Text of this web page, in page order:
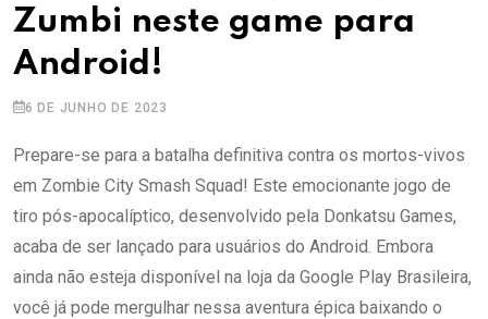
Zumbi neste game para
Android!
6 DE JUNHO DE 2023
Prepare-se para a batalha definitiva contra os mortos-vivos
em Zombie City Smash Squad! Este emocionante jogo de
tiro pós-apocalíptico, desenvolvido pela Donkatsu Games,
acaba de ser lançado para usuários do Android. Embora
ainda não esteja disponível na loja da Google Play Brasileira,
você já pode mergulhar nessa aventura épica baixando o